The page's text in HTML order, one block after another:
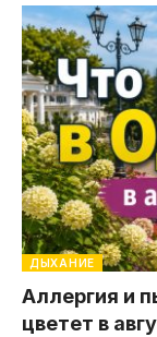
ДЫХАНИЕ
Аллергия и
цветет в